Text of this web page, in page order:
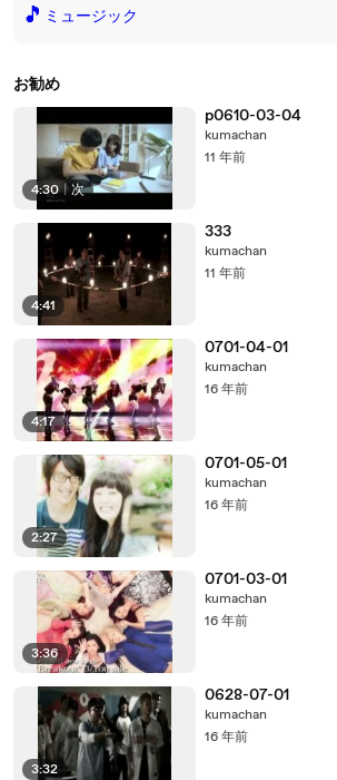
🎵 ミュージック
お勧め
4:30 | 次
p0610-03-04
kumachan
11 年前
4:41
333
kumachan
11 年前
4:17
0701-04-01
kumachan
16 年前
2:27
0701-05-01
kumachan
16 年前
3:36
0701-03-01
kumachan
16 年前
3:32
0628-07-01
kumachan
16 年前